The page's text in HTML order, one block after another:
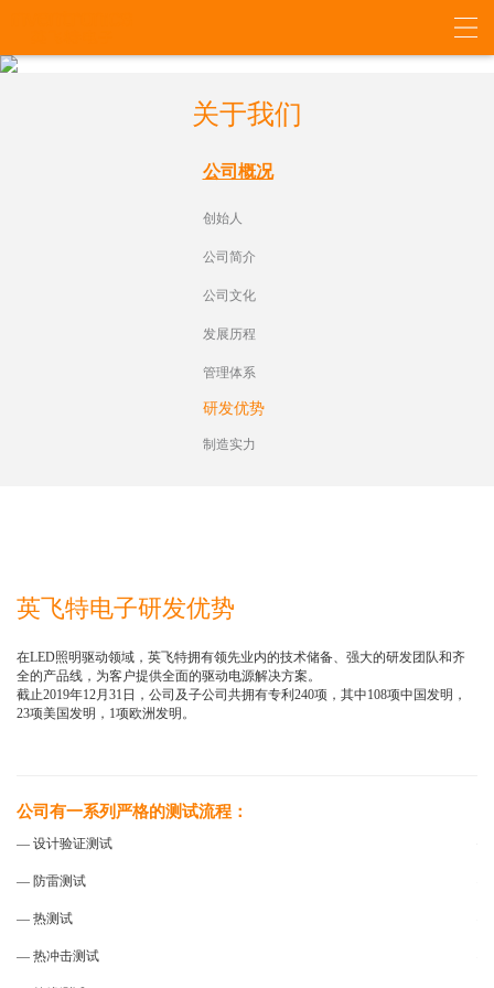
关于我们
公司概况
创始人
公司简介
公司文化
发展历程
管理体系
研发优势
制造实力
英飞特电子研发优势
在LED照明驱动领域，英飞特拥有领先业内的技术储备、强大的研发团队和齐
全的产品线，为客户提供全面的驱动电源解决方案。
截止2019年12月31日，公司及子公司共拥有专利240项，其中108项中国发明，
23项美国发明，1项欧洲发明。
公司有一系列严格的测试流程：
— 设计验证测试
— 防雷测试
— 热测试
— 热冲击测试